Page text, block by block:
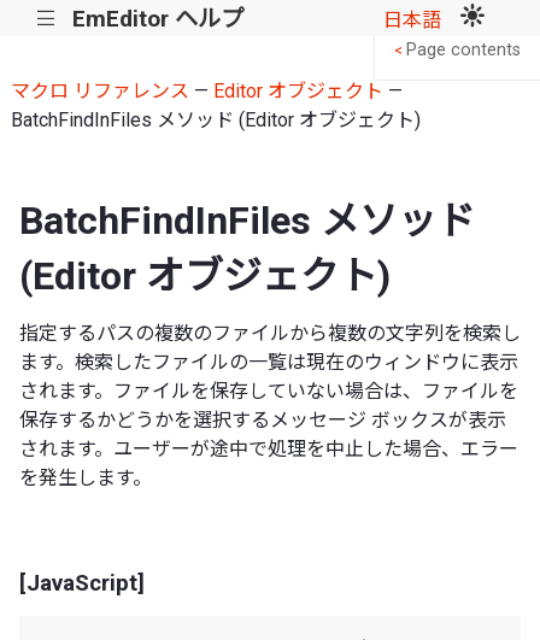
||| EmEditor ヘルプ 日本語
マクロ リファレンス — Editor オブジェクト —
BatchFindInFiles メソッド (Editor オブジェクト)
BatchFindInFiles メソッド
(Editor オブジェクト)
指定するパスの複数のファイルから複数の文字列を検索し
ます。検索したファイルの一覧は現在のウィンドウに表示
されます。ファイルを保存していない場合は、ファイルを
保存するかどうかを選択するメッセージ ボックスが表示
されます。ユーザーが途中で処理を中止した場合、エラー
を発生します。
[JavaScript]
< Page contents